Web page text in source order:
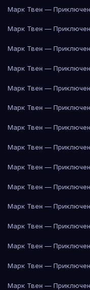
Марк Твен —
Марк Твен —
Марк Твен —
Марк Твен —
Марк Твен —
Марк Твен —
Марк Твен —
Марк Твен —
Марк Твен —
Марк Твен —
Марк Твен —
Марк Твен —
Марк Твен —
Марк Твен —
Марк Твен —